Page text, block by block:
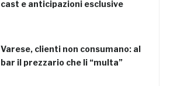
cast e anticipazioni esclusive
Varese, clienti non consumano: al
bar il prezzario che li “multa”